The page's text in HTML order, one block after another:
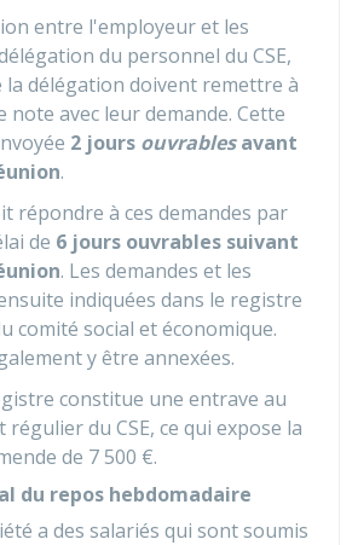
entre l'employeur et les
du personnel du CSE,
la délégation doivent remettre à
note avec leur demande. Cette
2 jours ouvrablesavant
.
répondre à ces demandes par
de 6 jours ouvrables suivant
. Les demandes et les
indiquées dans le registre
comité social et économique.
y être annexées.
constitue une entrave au
du CSE, ce qui expose la
de 7 500 €.
du repos hebdomadaire
a des salariés qui sont soumis